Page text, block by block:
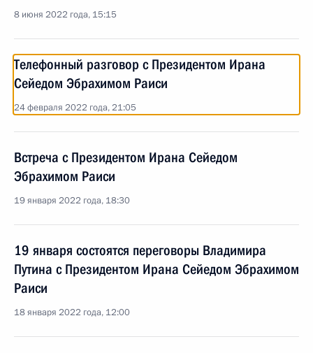
8 июня 2022 года, 15:15
Телефонный разговор с Президентом Ирана
Сейедом Эбрахимом Раиси
24 февраля 2022 года, 21:05
Встреча с Президентом Ирана Сейедом
Эбрахимом Раиси
19 января 2022 года, 18:30
19 января состоятся переговоры Владимира
Путина с Президентом Ирана Сейедом Эбрахимом
Раиси
18 января 2022 года, 12:00